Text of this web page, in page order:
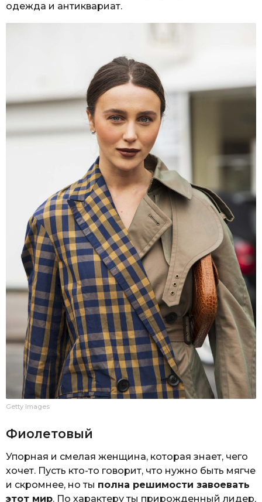
одежда и антиквариат.
Getty Images
Фиолетовый
Упорная и смелая женщина, которая знает, чего
хочет. Пусть кто-то говорит, что нужно быть мягче
и скромнее, но ты полна решимости завоевать
этот мир. По характеру ты прирожденный лидер,